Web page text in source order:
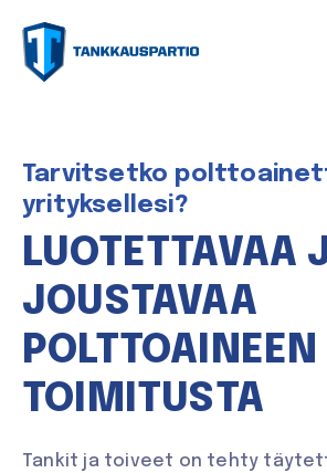
Tarvitsetko
yrityksellesi?
LUOTETTAVAA
JOUSTAVAA
POLTTOAINEEN
TOIMITUSTA
Tankit ja toiveet on tehty